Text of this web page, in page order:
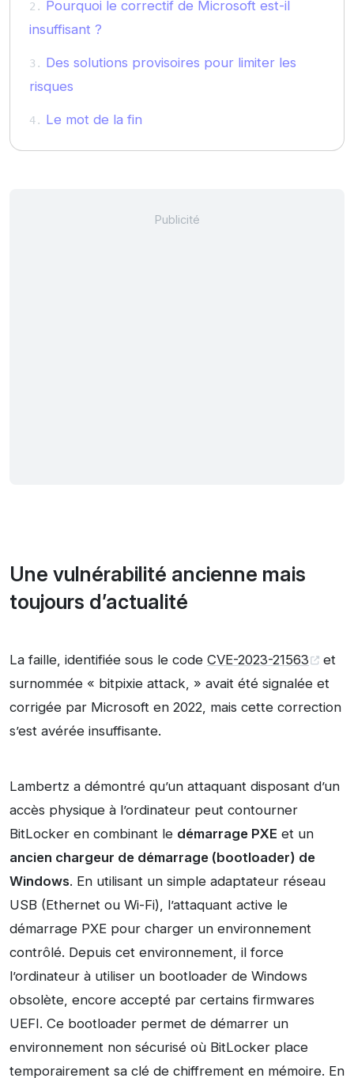
Pourquoi le correctif de Microsoft est-il
insuffisant ?
Des solutions provisoires pour limiter les
risques
Le mot de la fin
Une vulnérabilité ancienne mais
toujours d’actualité
La faille, identifiée sous le code CVE-2023-21563
et
surnommée « bitpixie attack, » avait été signalée et
corrigée par Microsoft en 2022, mais cette correction
s’est avérée insuffisante.
Lambertz a démontré qu’un attaquant disposant d’un
accès physique à l’ordinateur peut contourner
BitLocker en combinant le démarrage PXE et un
ancien chargeur de démarrage (bootloader) de
Windows. En utilisant un simple adaptateur réseau
USB (Ethernet ou Wi-Fi), l’attaquant active le
démarrage PXE pour charger un environnement
contrôlé. Depuis cet environnement, il force
l’ordinateur à utiliser un bootloader de Windows
obsolète, encore accepté par certains firmwares
UEFI. Ce bootloader permet de démarrer un
environnement non sécurisé où BitLocker place
temporairement sa clé de chiffrement en mémoire. En